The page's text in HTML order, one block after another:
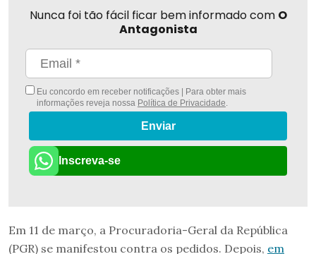
Nunca foi tão fácil ficar bem informado com O
Antagonista
Eu concordo em receber notificações | Para obter mais
informações reveja nossa Política de Privacidade.
Enviar
Inscreva-se
Em 11 de março, a Procuradoria-Geral da República
(PGR) se manifestou contra os pedidos. Depois, em